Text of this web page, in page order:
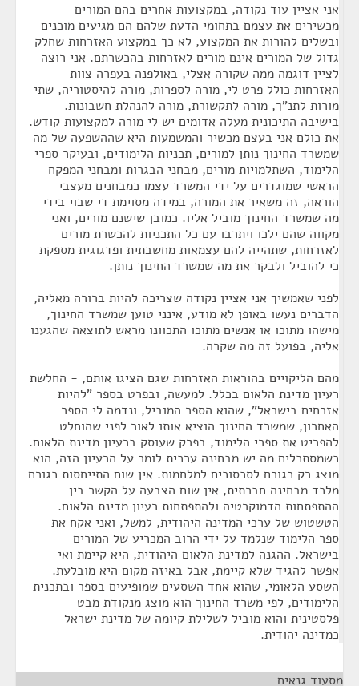
אני אציין עוד נקודה, במקצועות אחרים בהם המורים
מכשירים את עצמם בתחומי הדעת שלהם הם מגיעים מוכנים
ובשלים להורות את המקצוע, לא כך במקצוע האזרחות שחלק
גדול של המורים אינם מורים לאזרחות בהכשרתם. אני רוצה
לציין דוגמה ממה שקורה אצלי, באולפנה בעפרה צוות
האזרחות כולל פרט לי, מורה לספרות, מורה להיסטוריה, שתי
מורות לתנ"ך, מורה לתקשורת, מורה להנהלת חשבונות.
בישיבה התיכונית מעלה אדומים יש לי מורה למקצועות קודש.
את כולם אני בעצם מכשיר והמשמעות היא שההשפעה של מה
שמשרד החינוך נותן למורים, תכניות הלימודים, ובעיקר ספרי
הלימוד, השתלמויות מורים, מבחני הבגרות ומבחני המפקח
הראשי שמוגדרים על ידי המשרד עצמו כמבחנים מעצבי
הוראה, זה משאיר את המורה, במידה מסוימת די שבוי בידי
מה שמשרד החינוך מוביל אליו. כמובן שישנם מורים, ואני
מקווה שהם ילכו ויתרבו עם כל התכניות להכשרת מורים
לאזרחות, שתהייה להם עצמאות מחשבתית ופדגוגית מספקת
כי להוביל ולבקר את מה שמשרד החינוך נותן.
לפני שאמשיך אני אציין נקודה שצריכה להיות ברורה מאליה,
הדברים נעשו באופן לא מודע, אינני טוען שמשרד החינוך,
מישהו מתוכו או אנשים מתוכו התכוונו מראש לתוצאה שהגענו
אליה, בפועל זה מה שקרה.
מהם הליקויים בהוראות האזרחות שגם הציגו אותם, - החלשת
רעיון מדינת הלאום בכלל. למעשה, ובפרט בספר "להיות
אזרחים בישראל", שהוא הספר המוביל, ונדמה לי הספר
האחרון, שמשרד החינוך הוציא אותו לאור לפני שהוחלט
להפריט את ספרי הלימוד, בפרק שעוסק ברעיון מדינת הלאום.
כשמסתכלים מה יש מבחינה ערכית לומר על הרעיון הזה, הוא
מוצג רק כגורם לסכסוכים למלחמות. אין שום התייחסות כגורם
מלכד מבחינה חברתית, אין שום הצבעה על הקשר בין
ההתפתחות הדמוקרטיה ולהתפתחות רעיון מדינת הלאום.
הטשטוש של ערכי המדינה היהודית, למשל, ואני אקח את
ספר הלימוד שנלמד על ידי הרוב המכריע של המורים
בישראל. ההגנה למדינת הלאום היהודית, היא קיימת ואי
אפשר להגיד שלא קיימת, אבל באיזה מקום היא מובלעת.
השסע הלאומי, שהוא אחד השסעים שמופיעים בספר ובתכנית
הלימודים, לפי משרד החינוך הוא מוצג מנקודת מבט
פלסטינית והוא מוביל לשלילת קיומה של מדינת ישראל
כמדינה יהודית.
מסעוד גנאים